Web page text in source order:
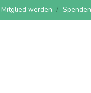
Mitglied werden Spenden